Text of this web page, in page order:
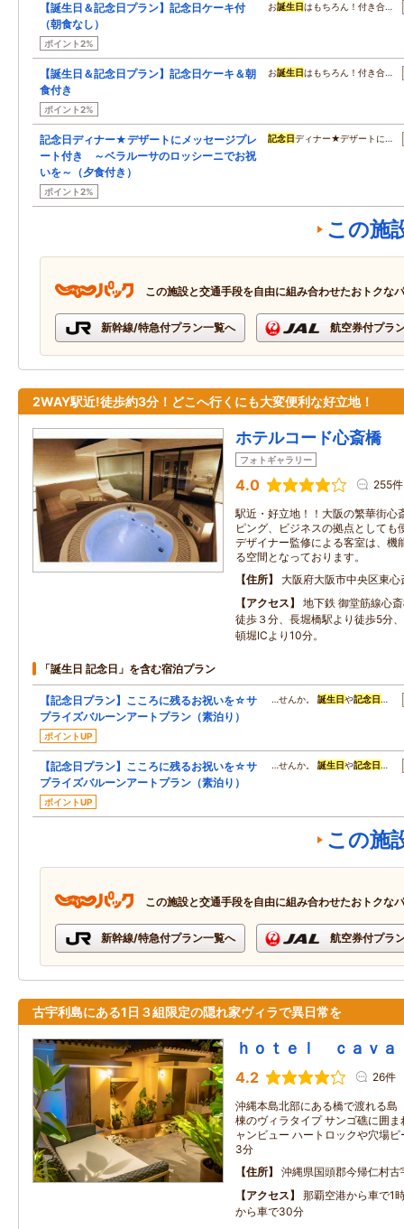
【誕生日＆記念日プラン】記念日ケーキ付
（朝食なし）
ポイント2%
お誕生日はもちろん！付き合…
【誕生日＆記念日プラン】記念日ケーキ＆朝
食付き
ポイント2%
お誕生日はもちろん！付き合…
記念日ディナー★デザートにメッセージプレ
ート付き ～ベラルーサのロッシーニでお祝
いを～（夕食付き）
ポイント2%
記念日ディナー★デザートに…
この施
この施設と交通手段を自由に組み合わせたおトクな
新幹線/特急付プラン一覧へ 航空券付プラ
2WAY駅近!徒歩約3分！どこへ行くにも大変便利な好立地！
ホテルコード心斎橋
フォトギャラリー
4.0 255件
駅近・好立地！！大阪の繁華街心
ピング、ビジネスの拠点としても
デザイナー監修による客室は、機
る空間となっております。
住所
大阪府大阪市中央区東
アクセス
地下鉄 御堂筋線心
徒歩３分、長堀橋駅より徒歩5分
頓堀ICより10分。
「誕生日 記念日」を含む宿泊プラン
【記念日プラン】こころに残るお祝いを☆サ
プライズバルーンアートプラン（素泊り）
ポイントUP
…せんか。誕生日や記念日 …
【記念日プラン】こころに残るお祝いを☆サ
プライズバルーンアートプラン（素泊り）
ポイントUP
…せんか。誕生日や記念日 …
この施
この施設と交通手段を自由に組み合わせたおトクな
新幹線/特急付プラン一覧へ 航空券付プラ
古宇利島にある1日３組限定の隠れ家ヴィラで異日常を
ｈｏｔｅｌ ｃａｖａ
4.2 26件
沖縄本島北部にある橋で渡れる島
棟のヴィラタイプ サンゴ礁に囲
ャンビュー ハートロックや穴場
3分
住所
沖縄県国頭郡今帰仁村
アクセス
那覇空港から車で1
から車で30分